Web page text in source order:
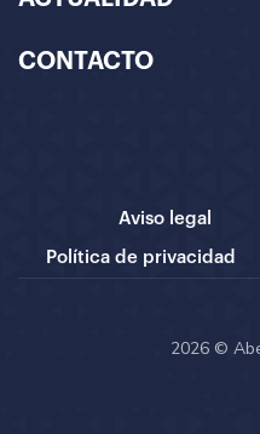
CONTACTO
Aviso legal
Política de privacidad
2026 ©